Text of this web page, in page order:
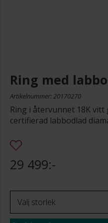
Ring med
Artikelnummer: 20170270
Ring i återvunnet 18K vitt
certifierad labbodlad
29 499:-